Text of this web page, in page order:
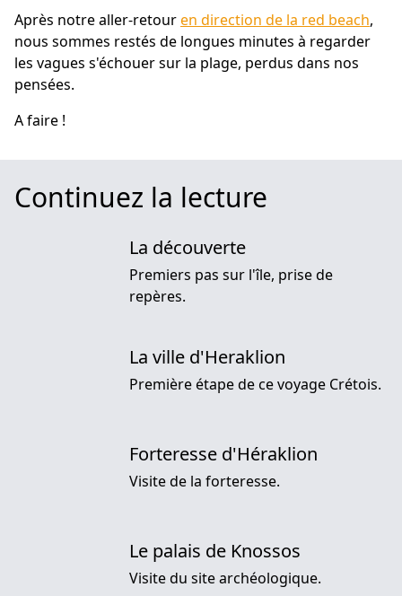
Après notre aller-retouren direction de la red beach,
nous sommes restés de longues minutes à regarder
les vagues s'échouer sur la plage, perdus dans nos
pensées.
A faire !
Continuez la lecture
La découverte
Premiers pas sur l'île, prise de
repères.
La ville d'Heraklion
Première étape de ce voyage Crétois.
Forteresse d'Héraklion
Visite de la forteresse.
Le palais de Knossos
Visite du site archéologique.